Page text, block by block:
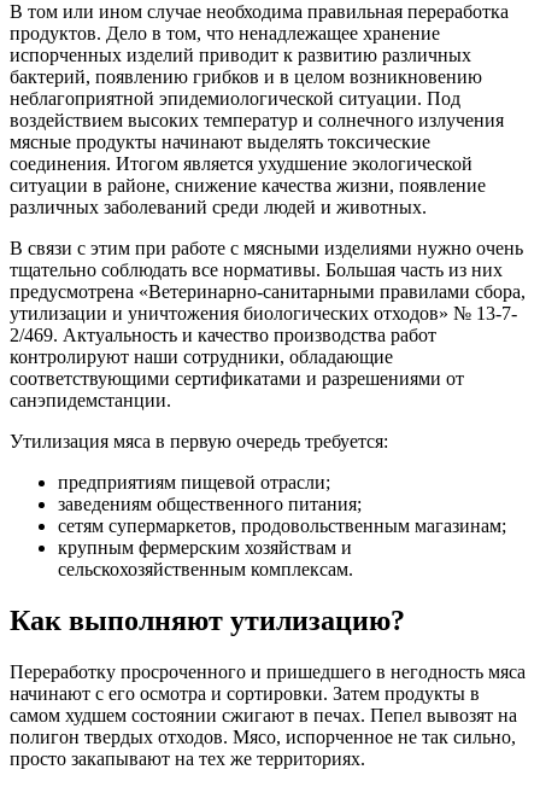
В том или ином случае необходима правильная переработка
продуктов. Дело в том, что ненадлежащее хранение
испорченных изделий приводит к развитию различных
бактерий, появлению грибков и в целом возникновению
неблагоприятной эпидемиологической ситуации. Под
воздействием высоких температур и солнечного излучения
мясные продукты начинают выделять токсические
соединения. Итогом является ухудшение экологической
ситуации в районе, снижение качества жизни, появление
различных заболеваний среди людей и животных.
В связи с этим при работе с мясными изделиями нужно очень
тщательно соблюдать все нормативы. Большая часть из них
предусмотрена «Ветеринарно-санитарными правилами сбора,
утилизации и уничтожения биологических отходов» № 13-7-
2/469. Актуальность и качество производства работ
контролируют наши сотрудники, обладающие
соответствующими сертификатами и разрешениями от
санэпидемстанции.
Утилизация мяса в первую очередь требуется:
предприятиям пищевой отрасли;
заведениям общественного питания;
сетям супермаркетов, продовольственным магазинам;
крупным фермерским хозяйствам и
сельскохозяйственным комплексам.
Как выполняют утилизацию?
Переработку просроченного и пришедшего в негодность мяса
начинают с его осмотра и сортировки. Затем продукты в
самом худшем состоянии сжигают в печах. Пепел вывозят на
полигон твердых отходов. Мясо, испорченное не так сильно,
просто закапывают на тех же территориях.